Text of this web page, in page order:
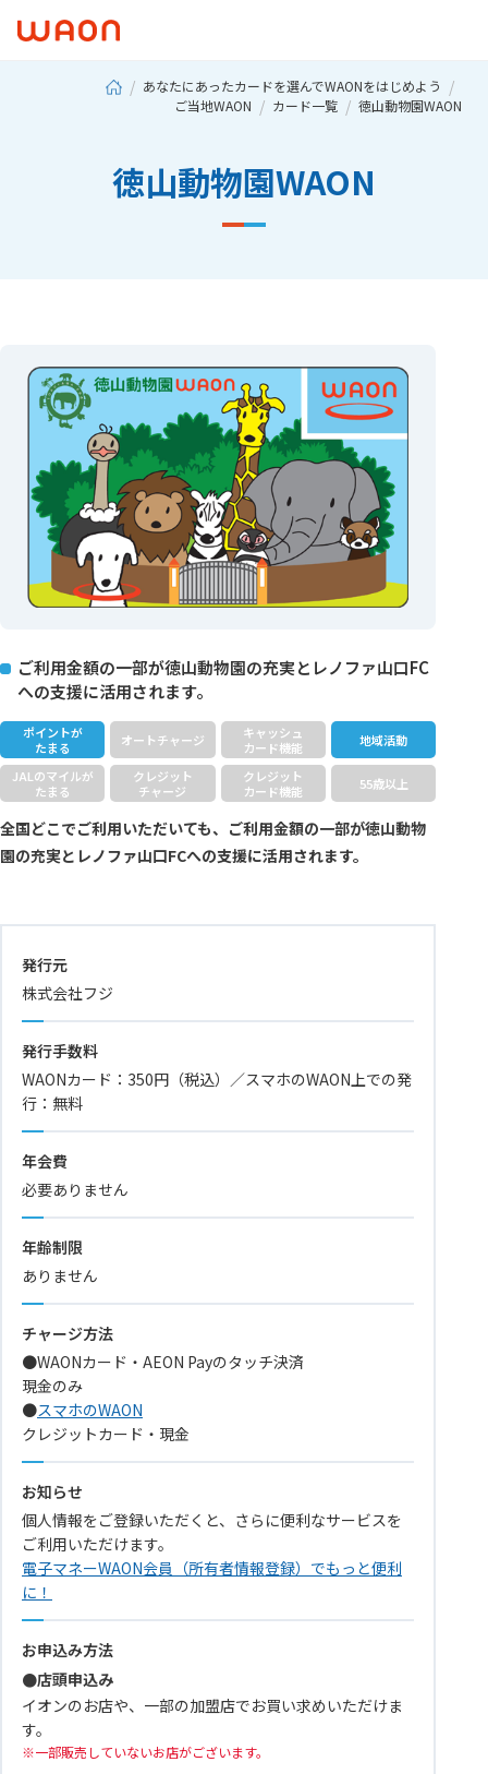
あなたにあったカードを選んでWAONをはじめよう
ご当地WAON
カード一覧 徳山動物園WAON
徳山動物園WAON
ご利用金額の一部が徳山動物園の充実とレノファ山口FC
への支援に活用されます。
ポイントが
たまる
オートチャージ
キャッシュ
カード機能
地域活動
JALのマイルが
たまる
クレジット
チャージ
クレジット
カード機能
55歳以上
全国どこでご利用いただいても、ご利用金額の一部が徳山動物
園の充実とレノファ山口FCへの支援に活用されます。
発行元
株式会社フジ
発行手数料
WAONカード：350円（税込）／スマホのWAON上での発
行：無料
年会費
必要ありません
年齢制限
ありません
チャージ方法
●WAONカード・AEON Payのタッチ決済
現金のみ
●スマホのWAON
クレジットカード・現金
お知らせ
個人情報をご登録いただくと、さらに便利なサービスを
ご利用いただけます。
電子マネーWAON会員（所有者情報登録）でもっと便利
に！
お申込み方法
●店頭申込み
イオンのお店や、一部の加盟店でお買い求めいただけま
す。
一部販売していないお店がございます。